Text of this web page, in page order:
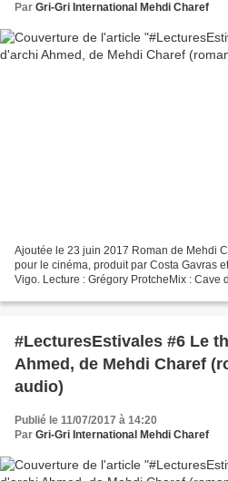
Par Gri-Gri International Mehdi Charef
Ajoutée le 23 juin 2017 Roman de Mehdi
pour le cinéma, produit par Costa Gavras
Vigo. Lecture : Grégory ProtcheMix : Cave
#LecturesEstivales #6 Le
Ahmed, de Mehdi Charef
audio)
Publié le 11/07/2017 à 14:20
Par Gri-Gri International Mehdi Charef